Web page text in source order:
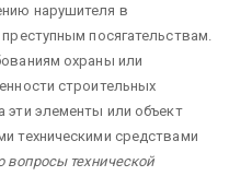
нарушителя в
посягательствам.
охраны или
строительных
эти элементы или объект
техническими средствами
вопросы технической